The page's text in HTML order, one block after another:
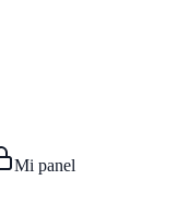
Mi panel